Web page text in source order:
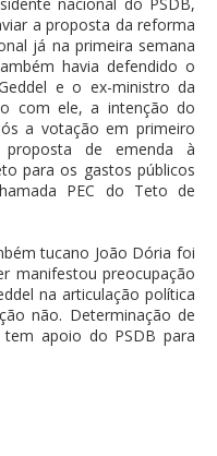
nacional do PSDB,
a proposta da reforma
já na primeira semana
havia defendido o
e o ex-ministro da
com ele, a intenção do
a votação em primeiro
de emenda à
para os gastos públicos
PEC do Teto de
tucano João Dória foi
manifestou preocupação
na articulação política
não. Determinação de
apoio do PSDB para